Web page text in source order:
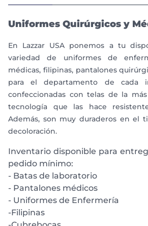
Uniformes Quirúrgicos y
En Lazzar USA ponemos a tu
variedad de uniformes de
médicas, filipinas, pantalones
para el departamento de cada
confeccionadas con telas de la
tecnología que las hace
Además, son muy duraderos en el
decoloración.
Inventario disponible para
pedido mínimo:
- Batas de laboratorio
- Pantalones médicos
- Uniformes de Enfermería
-Filipinas